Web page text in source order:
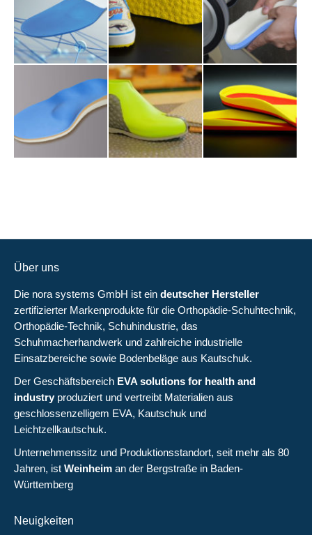
Über uns
Die nora systems GmbH ist ein deutscher Hersteller
zertifizierter Markenprodukte für die Orthopädie-Schuhtechnik,
Orthopädie-Technik, Schuhindustrie, das
Schuhmacherhandwerk und zahlreiche industrielle
Einsatzbereiche sowie Bodenbeläge aus Kautschuk.
Der Geschäftsbereich EVA solutions for health and
industry produziert und vertreibt Materialien aus
geschlossenzelligem EVA, Kautschuk und
Leichtzellkautschuk.
Unternehmenssitz und Produktionsstandort, seit mehr als 80
Jahren, ist Weinheim an der Bergstraße in Baden-
Württemberg
Neuigkeiten